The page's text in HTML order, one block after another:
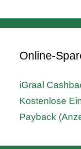
Online-
iGraal
Kostenlose
Payback